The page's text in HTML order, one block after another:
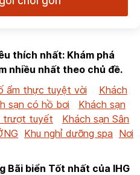
thích nhất: Khám phá
nhiều nhất theo chủ đề.
ẩm thực tuyệt vời
Khách
sạn có hồ bơi
Khách sạn
trượt tuyết
Khách sạn Sân
Khu nghỉ dưỡng spa Nơi
Bãi biển Tốt nhất của IHG